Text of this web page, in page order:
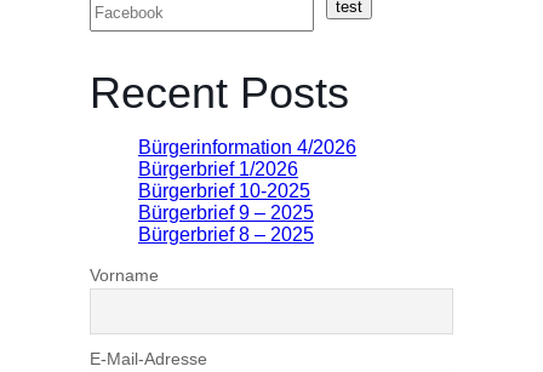
test
Recent Posts
Bürgerinformation 4/2026
Bürgerbrief 1/2026
Bürgerbrief 10-2025
Bürgerbrief 9 – 2025
Bürgerbrief 8 – 2025
Vorname
E-Mail-Adresse